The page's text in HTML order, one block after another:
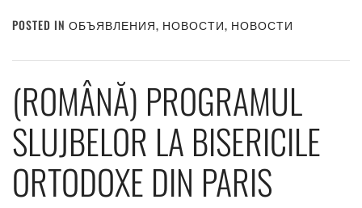
POSTED IN ОБЪЯВЛЕНИЯ, НОВОСТИ, НОВОСТИ
(ROMÂNĂ) PROGRAMUL
SLUJBELOR LA BISERICILE
ORTODOXE DIN PARIS